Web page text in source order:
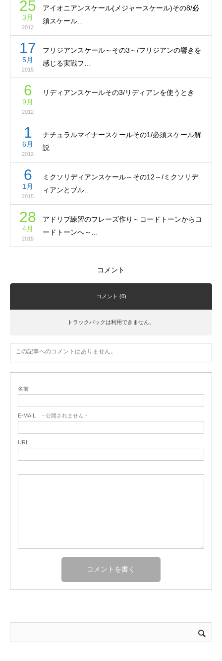
25
3月
2012
アイオニアンスケール(メジャースケール)その8/必
須スケール…
17
5月
2015
フリジアンスケール～その3～/フリジアンの響きを
感じる実戦フ…
6
9月
2012
リディアンスケールその3/リディアンを使うとき
1
6月
2012
ナチュラルマイナースケールその1/必須スケール解
説
6
1月
2015
ミクソリディアンスケール～その12～/ミクソリデ
ィアンとブル…
28
4月
2015
アドリブ練習のフレーズ作り～コードトーンからコ
ードトーンへ～…
コメント
コメント (0)
トラックバックは利用できません。
この記事へのコメントはありません。
名前
E-MAIL - 公開されません -
URL